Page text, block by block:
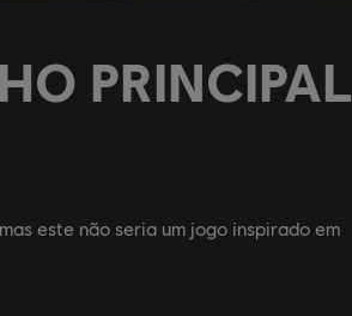
PRINCIPAL
este não seria um jogo inspirado em